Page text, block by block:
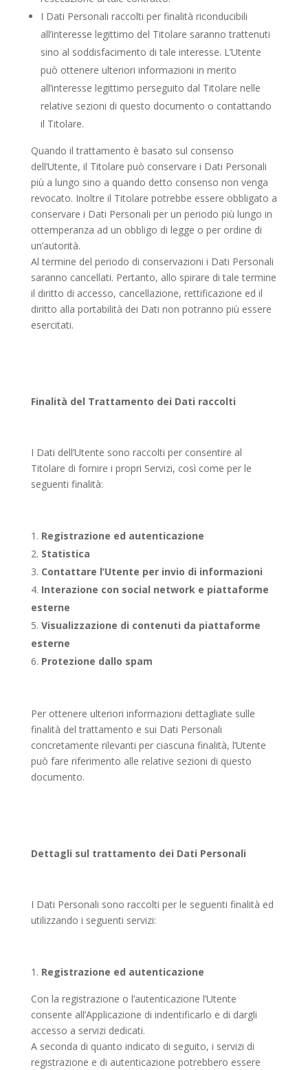
I Dati Personali raccolti per finalità riconducibili
all’interesse legittimo del Titolare saranno trattenuti
sino al soddisfacimento di tale interesse. L’Utente
può ottenere ulteriori informazioni in merito
all’interesse legittimo perseguito dal Titolare nelle
relative sezioni di questo documento o contattando
il Titolare.
Quando il trattamento è basato sul consenso
dell’Utente, il Titolare può conservare i Dati Personali
più a lungo sino a quando detto consenso non venga
revocato. Inoltre il Titolare potrebbe essere obbligato a
conservare i Dati Personali per un periodo più lungo in
ottemperanza ad un obbligo di legge o per ordine di
un’autorità.
Al termine del periodo di conservazioni i Dati Personali
saranno cancellati. Pertanto, allo spirare di tale termine
il diritto di accesso, cancellazione, rettificazione ed il
diritto alla portabilità dei Dati non potranno più essere
esercitati.
Finalità del Trattamento dei Dati raccolti
I Dati dell’Utente sono raccolti per consentire al
Titolare di fornire i propri Servizi, così come per le
seguenti finalità:
Registrazione ed autenticazione
Statistica
Contattare l’Utente per invio di informazioni
Interazione con social network e piattaforme
esterne
Visualizzazione di contenuti da piattaforme
esterne
Protezione dallo spam
Per ottenere ulteriori informazioni dettagliate sulle
finalità del trattamento e sui Dati Personali
concretamente rilevanti per ciascuna finalità, l’Utente
può fare riferimento alle relative sezioni di questo
documento.
Dettagli sul trattamento dei Dati Personali
I Dati Personali sono raccolti per le seguenti finalità ed
utilizzando i seguenti servizi:
Registrazione ed autenticazione
Con la registrazione o l’autenticazione l’Utente
consente all’Applicazione di indentificarlo e di dargli
accesso a servizi dedicati.
A seconda di quanto indicato di seguito, i servizi di
registrazione e di autenticazione potrebbero essere